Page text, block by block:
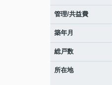
管理/共益費
築年月
総戸数
所在地